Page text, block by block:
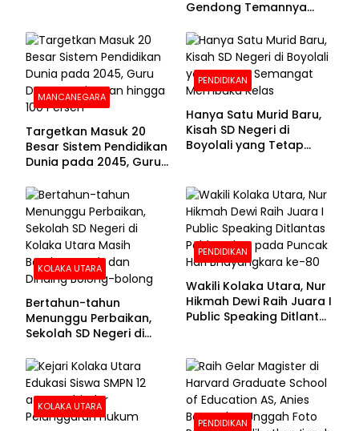
Gendong Temannya
Sekolah
MANCANEGARA
Targetkan Masuk 20
Besar Sistem Pendidikan
Dunia pada 2045, Guru
100 Persen
PENDIDIKAN
Hanya Satu Murid Baru,
Kisah SD Negeri di
Boyolali yang Tetap
KOLAKA UTARA
Bertahun-tahun
Menunggu Perbaikan,
Sekolah SD Negeri di
Beralas Tanah dan
Dinding Bolong-bolong
PENDIDIKAN
Wakili Kolaka Utara, Nur
Hikmah Dewi Raih Juara I
Public Speaking Ditlantas
Bhayangkara ke-80
KOLAKA UTARA
PENDIDIKAN